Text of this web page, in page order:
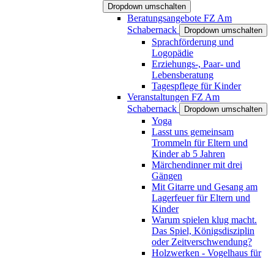
Dropdown umschalten
Beratungsangebote FZ Am
Schabernack
Dropdown umschalten
Sprachförderung und
Logopädie
Erziehungs-, Paar- und
Lebensberatung
Tagespflege für Kinder
Veranstaltungen FZ Am
Schabernack
Dropdown umschalten
Yoga
Lasst uns gemeinsam
Trommeln für Eltern und
Kinder ab 5 Jahren
Märchendinner mit drei
Gängen
Mit Gitarre und Gesang am
Lagerfeuer für Eltern und
Kinder
Warum spielen klug macht.
Das Spiel, Königsdisziplin
oder Zeitverschwendung?
Holzwerken - Vogelhaus für